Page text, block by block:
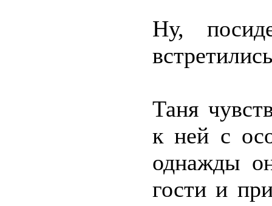
Ну,
Таня
к ней с
однажды
гости и